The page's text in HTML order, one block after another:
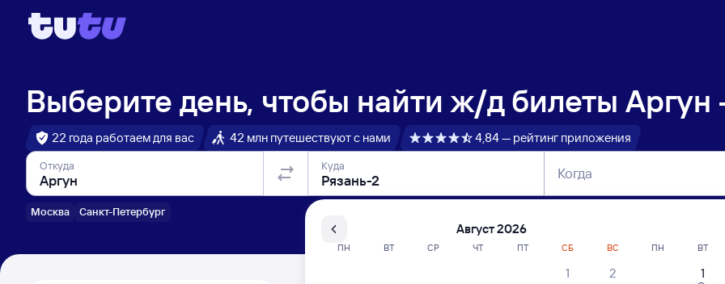
Выберите день, чтобы найти ж/д билеты Аргун
22 года работаем для вас 42 млн путешествуют с нами 4,84 — рейтинг приложения
Откуда
Москва Санкт-Петербург
Куда Когда
Август 2026
ПН ВТ СР ЧТ ПТ СБ ВС
1 2
ПН ВТ
1